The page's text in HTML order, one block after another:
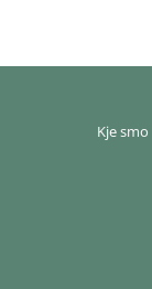
Kje smo